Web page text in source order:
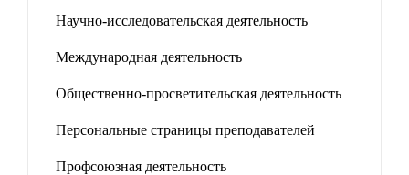
Научно-исследовательская деятельность
Международная деятельность
Общественно-просветительская деятельность
Персональные страницы преподавателей
Профсоюзная деятельность